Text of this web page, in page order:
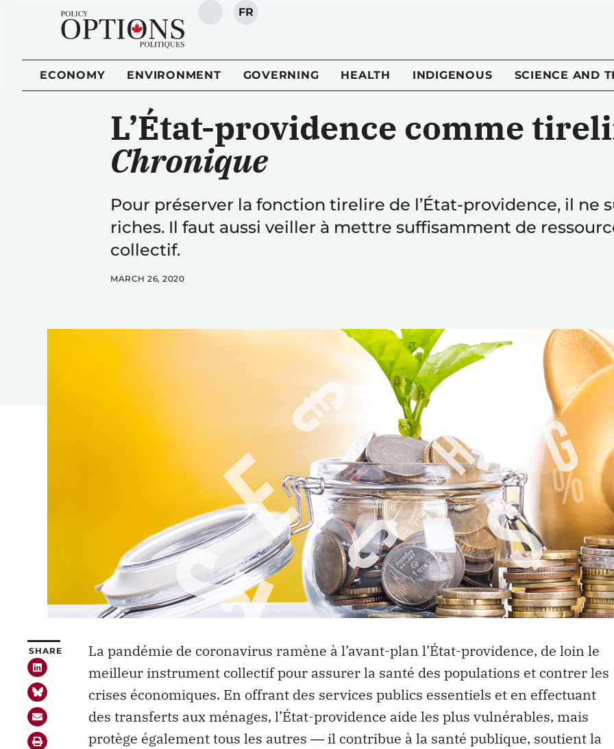
SEARCH
FR
ECONOMY ENVIRONMENT GOVERNING HEALTH INDIGENOUS SCIENCE AND
L’État-providence comme
Chronique
Pour préserver la fonction tirelire de l’État-providence, il ne
riches. Il faut aussi veiller à mettre suffisamment de
collectif.
MARCH 26, 2020
SHARE
La pandémie de coronavirus ramène à l’avant-plan l’État-providence, de loin le
meilleur instrument collectif pour assurer la santé des populations et contrer les
crises économiques. En offrant des services publics essentiels et en effectuant
des transferts aux ménages, l’État-providence aide les plus vulnérables, mais
protège également tous les autres ― il contribue à la santé publique, soutient la